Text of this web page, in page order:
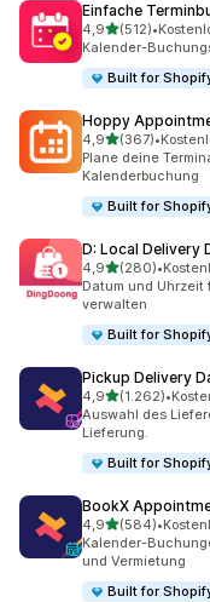
Einfache
4,9von 5 Sternen
(512)
512 Rezensionen
•
Kalender-
Built for
Hoppy
4,9von 5 Sternen
(367)
367 Rezensionen
•
Plane deine
Kalenderbuchung
Built for
D: Local Delivery
4,9von 5 Sternen
(280)
280 Rezensionen
•
Datum und
verwalten
Built for
Pickup Delivery
4,9von 5 Sternen
(1.262)
1262 Rezensionen
•
Auswahl des
Lieferung.
Built for
BookX
4,9von 5 Sternen
(584)
584 Rezensionen
•
Kalender-
und Vermietung
Built for